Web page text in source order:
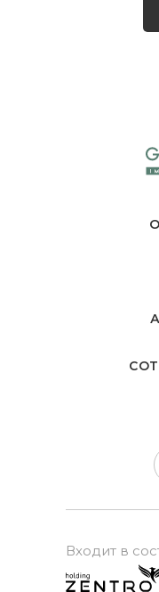
Входит в